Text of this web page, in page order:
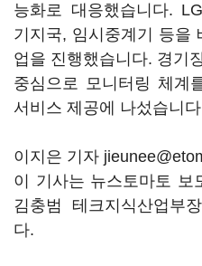
능화로 대응했습니다.
기지국, 임시중계기 등을
업을 진행했습니다. 경기
중심으로 모니터링 체계
서비스 제공에 나섰습니
이지은 기자
이 기사는 뉴스토마토 보
김충범 테크지식산업부
다.